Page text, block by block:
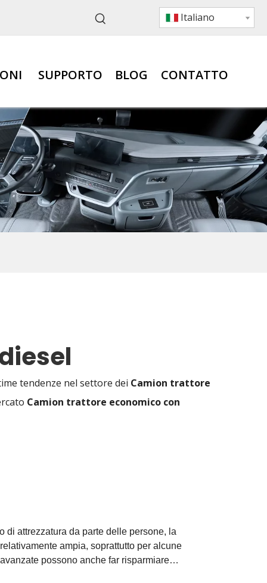
Italiano
SUPPORTO BLOG CONTATTO
tendenze nel settore dei Camion trattore
Camion trattore economico con
di attrezzatura da parte delle persone, la
ampia, soprattutto per alcune
possono anche far risparmiare